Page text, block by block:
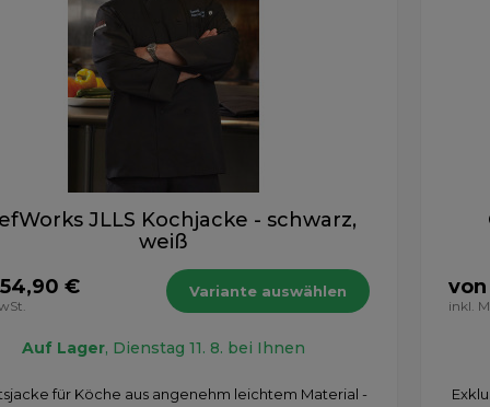
JLLS Kochjacke - schwarz,
weiß
€
Variante auswählen
Auf Lager, Dienstag 11. 8. bei Ihnen
für Köche aus angenehm leichtem Material -
inkl.